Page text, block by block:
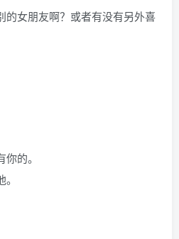
的女朋友啊？或者有没有另外喜
的。